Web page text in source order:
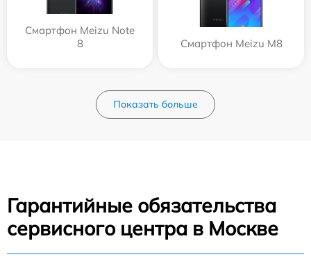
Смартфон Meizu Note
8
Смартфон Meizu M8
Показать больше
Гарантийные обязательства
сервисного центра в Москве